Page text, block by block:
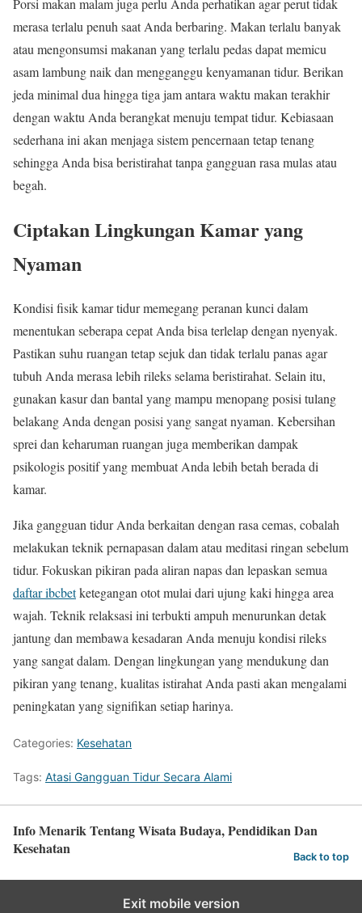
Porsi makan malam juga perlu Anda perhatikan agar perut tidak
merasa terlalu penuh saat Anda berbaring. Makan terlalu banyak
atau mengonsumsi makanan yang terlalu pedas dapat memicu
asam lambung naik dan mengganggu kenyamanan tidur. Berikan
jeda minimal dua hingga tiga jam antara waktu makan terakhir
dengan waktu Anda berangkat menuju tempat tidur. Kebiasaan
sederhana ini akan menjaga sistem pencernaan tetap tenang
sehingga Anda bisa beristirahat tanpa gangguan rasa mulas atau
begah.
Ciptakan Lingkungan Kamar yang
Nyaman
Kondisi fisik kamar tidur memegang peranan kunci dalam
menentukan seberapa cepat Anda bisa terlelap dengan nyenyak.
Pastikan suhu ruangan tetap sejuk dan tidak terlalu panas agar
tubuh Anda merasa lebih rileks selama beristirahat. Selain itu,
gunakan kasur dan bantal yang mampu menopang posisi tulang
belakang Anda dengan posisi yang sangat nyaman. Kebersihan
sprei dan keharuman ruangan juga memberikan dampak
psikologis positif yang membuat Anda lebih betah berada di
kamar.
Jika gangguan tidur Anda berkaitan dengan rasa cemas, cobalah
melakukan teknik pernapasan dalam atau meditasi ringan sebelum
tidur. Fokuskan pikiran pada aliran napas dan lepaskan semua
daftar ibcbetketegangan otot mulai dari ujung kaki hingga area
wajah. Teknik relaksasi ini terbukti ampuh menurunkan detak
jantung dan membawa kesadaran Anda menuju kondisi rileks
yang sangat dalam. Dengan lingkungan yang mendukung dan
pikiran yang tenang, kualitas istirahat Anda pasti akan mengalami
peningkatan yang signifikan setiap harinya.
Categories: Kesehatan
Tags: Atasi Gangguan Tidur Secara Alami
Info Menarik Tentang Wisata Budaya, Pendidikan Dan
Kesehatan
Back to top
Exit mobile version